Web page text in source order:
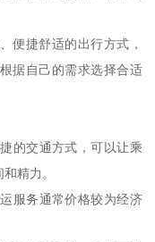
便捷舒适的出行方式，
据自己的需求选择合适
的交通方式，可以让乘
精力。
服务通常价格较为经济